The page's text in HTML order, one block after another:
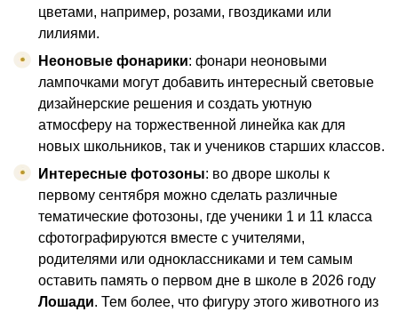
цветами, например, розами, гвоздиками или
лилиями.
Неоновые фонарики: фонари неоновыми
лампочками могут добавить интересный световые
дизайнерские решения и создать уютную
атмосферу на торжественной линейка как для
новых школьников, так и учеников старших классов.
Интересные фотозоны: во дворе школы к
первому сентября можно сделать различные
тематические фотозоны, где ученики 1 и 11 класса
сфотографируются вместе с учителями,
родителями или одноклассниками и тем самым
оставить память о первом дне в школе в 2026 году
Лошади. Тем более, что фигуру этого животного из